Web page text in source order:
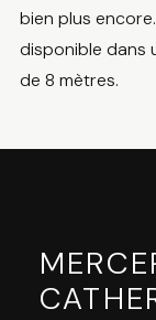
bien plus
disponible dans
de 8 mètres.